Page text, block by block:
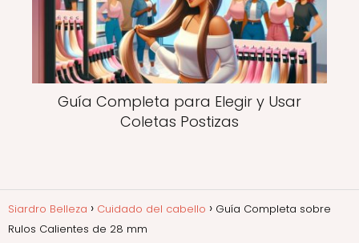
Guía Completa para Elegir y Usar
Coletas Postizas
Siardro Belleza Cuidado del cabello
Guía Completa sobre
Rulos Calientes de 28 mm